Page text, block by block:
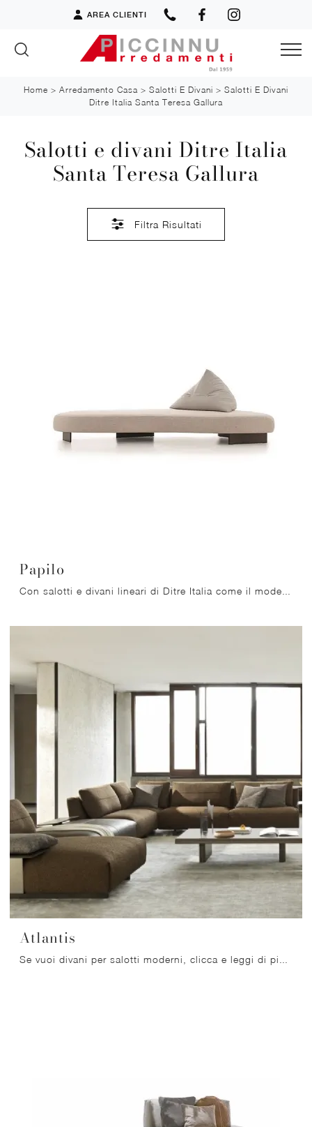
AREA CLIENTI
Home > Arredamento Casa > Salotti E Divani > Salotti E Divani
Ditre Italia Santa Teresa Gallura
Salotti e divani Ditre Italia
Santa Teresa Gallura
Filtra Risultati
Papilo
Atlantis